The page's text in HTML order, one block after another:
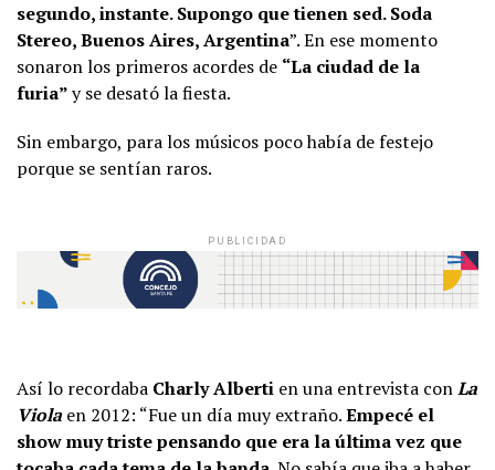
segundo, instante. Supongo que tienen sed. Soda
Stereo, Buenos Aires, Argentina”. En ese momento
sonaron los primeros acordes de “La ciudad de la
furia”y se desató la fiesta.
Sin embargo, para los músicos poco había de festejo
porque se sentían raros.
PUBLICIDAD
Así lo recordaba Charly Alberti en una entrevista conLa
Viola en 2012: “Fue un día muy extraño.Empecé el
show muy triste pensando que era la última vez que